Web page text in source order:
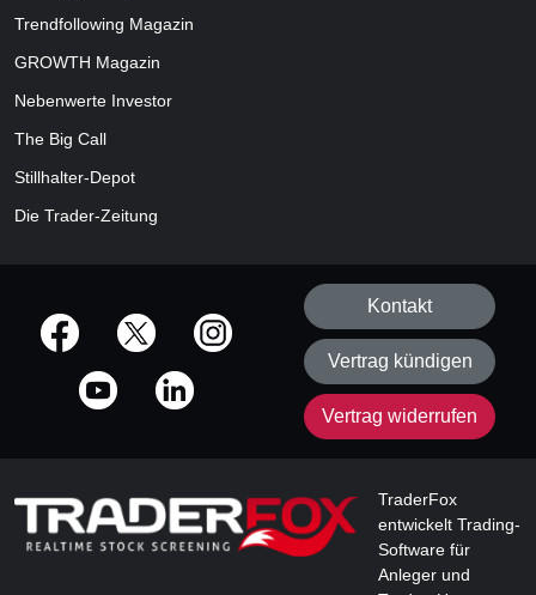
Trendfollowing Magazin
GROWTH Magazin
Nebenwerte Investor
The Big Call
Stillhalter-Depot
Die Trader-Zeitung
offizielle Social Media-Accounts
Kontakt
Vertrag kündigen
Vertrag widerrufen
TraderFox
entwickelt Trading-
Software für
Anleger und